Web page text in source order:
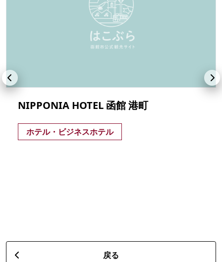
NIPPONIA HOTEL 函館 港町
ホテル・ビジネスホテル
戻る